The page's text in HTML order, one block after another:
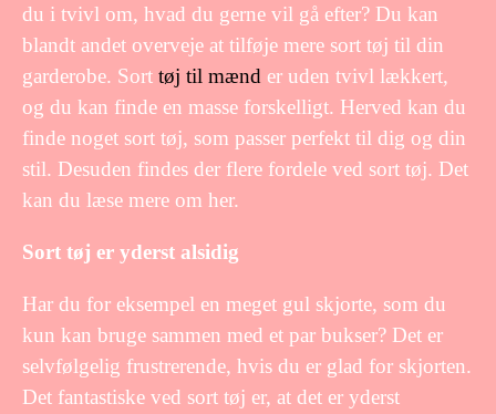
du i tvivl om, hvad du gerne vil gå efter? Du kan
blandt andet overveje at tilføje mere sort tøj til din
garderobe. Sort tøj til mænd er uden tvivl lækkert,
og du kan finde en masse forskelligt. Herved kan du
finde noget sort tøj, som passer perfekt til dig og din
stil. Desuden findes der flere fordele ved sort tøj. Det
kan du læse mere om her.
Sort tøj er yderst alsidig
Har du for eksempel en meget gul skjorte, som du
kun kan bruge sammen med et par bukser? Det er
selvfølgelig frustrerende, hvis du er glad for skjorten.
Det fantastiske ved sort tøj er, at det er yderst